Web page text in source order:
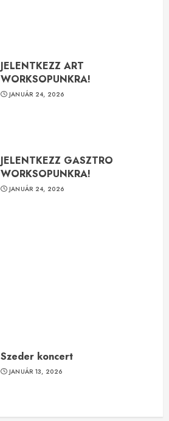
JELENTKEZZ ART
WORKSOPUNKRA!
JANUÁR 24, 2026
JELENTKEZZ GASZTRO
WORKSOPUNKRA!
JANUÁR 24, 2026
Szeder koncert
JANUÁR 13, 2026